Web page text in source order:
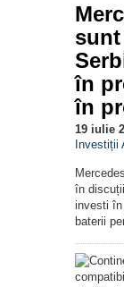
în
în
19 iulie
Investiții
în
investi în
baterii